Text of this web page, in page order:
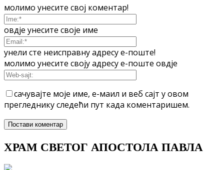
молимо унесите свој коментар!
овдје унесите своје име
унели сте неисправну адресу е-поште!
молимо унесите своју адресу е-поште овдје
сачувајте моје име, е-маил и веб сајт у овом
прегледнику следећи пут када коментаришем.
ХРАМ СВЕТОГ АПОСТОЛА ПАВЛА